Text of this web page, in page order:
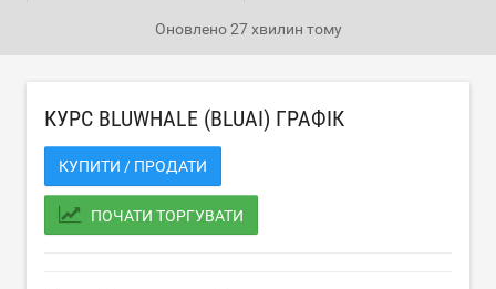
Оновлено27 хвилин тому
КУРС BLUWHALE (BLUAI) ГРАФІК
КУПИТИ / ПРОДАТИ
ПОЧАТИ ТОРГУВАТИ